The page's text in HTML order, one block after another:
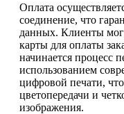
Оплата
соединение, что
данных. Клиенты
карты для оплаты
начинается процесс
использованием
цифровой печати,
цветопередачи и
изображения.